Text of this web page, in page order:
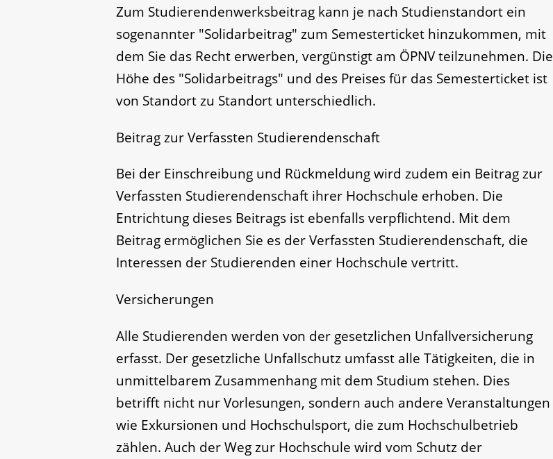
Zum Studierendenwerksbeitrag kann je nach Studienstandort ein
sogenannter "Solidarbeitrag" zum Semesterticket hinzukommen, mit
dem Sie das Recht erwerben, vergünstigt am ÖPNV teilzunehmen. Die
Höhe des "Solidarbeitrags" und des Preises für das Semesterticket ist
von Standort zu Standort unterschiedlich.
Beitrag zur Verfassten Studierendenschaft
Bei der Einschreibung und Rückmeldung wird zudem ein Beitrag zur
Verfassten Studierendenschaft ihrer Hochschule erhoben. Die
Entrichtung dieses Beitrags ist ebenfalls verpflichtend. Mit dem
Beitrag ermöglichen Sie es der Verfassten Studierendenschaft, die
Interessen der Studierenden einer Hochschule vertritt.
Versicherungen
Alle Studierenden werden von der gesetzlichen Unfallversicherung
erfasst. Der gesetzliche Unfallschutz umfasst alle Tätigkeiten, die in
unmittelbarem Zusammenhang mit dem Studium stehen. Dies
betrifft nicht nur Vorlesungen, sondern auch andere Veranstaltungen
wie Exkursionen und Hochschulsport, die zum Hochschulbetrieb
zählen. Auch der Weg zur Hochschule wird vom Schutz der